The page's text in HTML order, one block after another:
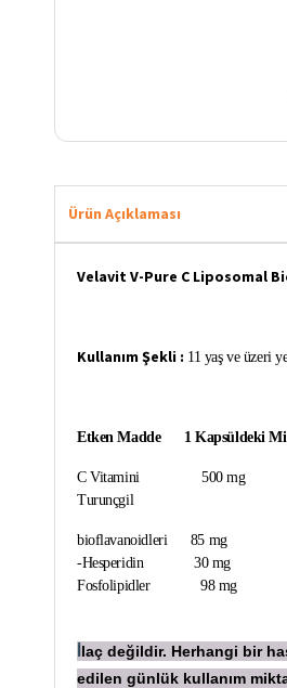
Ürün Açıklaması
Velavit V-Pure C Liposomal
Kullanım Şekli : 11 yaş ve üzeri
Etken Madde 1 Kapsüldeki
C Vitamini 500
Turunçgil
bioflavanoidleri 85 mg
-Hesperidin 30 mg
Fosfolipidler 98 mg
laç değildir. Herhangi bir
edilen günlük kullanım